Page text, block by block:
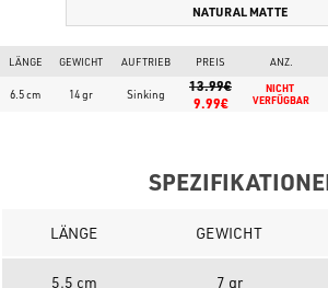
NATURAL MATTE
LÄNGE GEWICHT AUFTRIEB PREIS ANZ.
6.5 cm 14 gr Sinking
13.99€
9.99€
NICHT
VERFÜGBAR
LÄNGE GEWICHT
5.5 cm 7 gr